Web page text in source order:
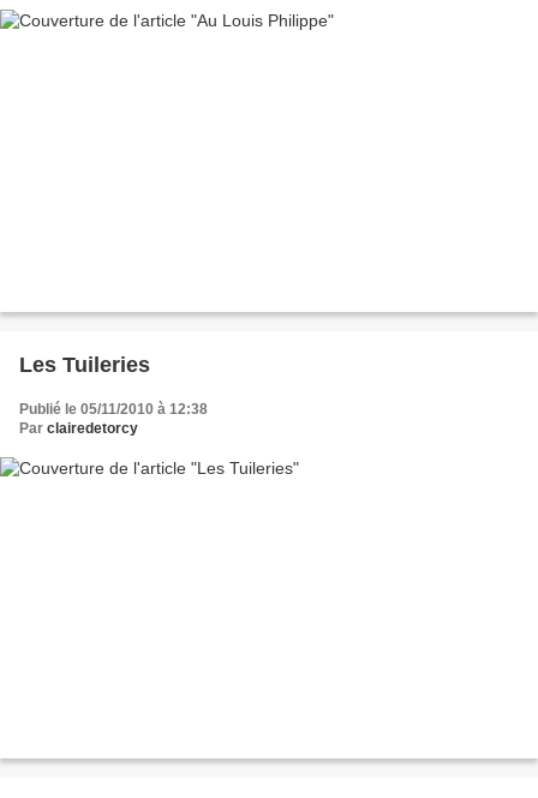
Les Tuileries
Publié le 05/11/2010 à 12:38
Par clairedetorcy